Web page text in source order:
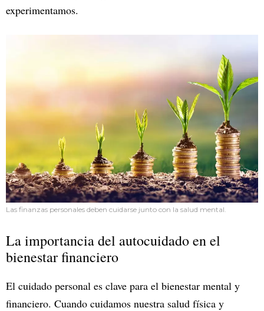
experimentamos.
Las finanzas personales deben cuidarse junto con la salud mental.
La importancia del autocuidado en el
bienestar financiero
El cuidado personal es clave para el bienestar mental y
financiero. Cuando cuidamos nuestra salud física y